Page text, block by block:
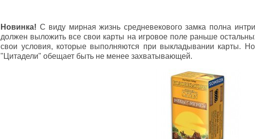
Новинка! С виду мирная жизнь средневекового замка полна
должен выложить все свои карты на игровое поле раньше
свои условия, которые выполняются при выкладывании карты.
"Цитадели" обещает быть не менее захватывающей.